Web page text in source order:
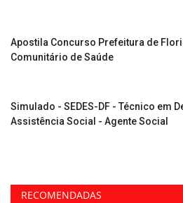
Apostila Concurso Prefeitura de
Comunitário de Saúde
Simulado - SEDES-DF - Técnico em
Assistência Social - Agente Social
RECOMENDADAS